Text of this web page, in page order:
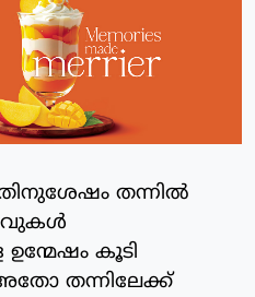
തന്നിൽ
കൂടി
തന്നിലേക്ക്